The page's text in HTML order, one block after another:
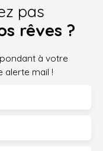
pas
rêves ?
à votre
alerte mail !